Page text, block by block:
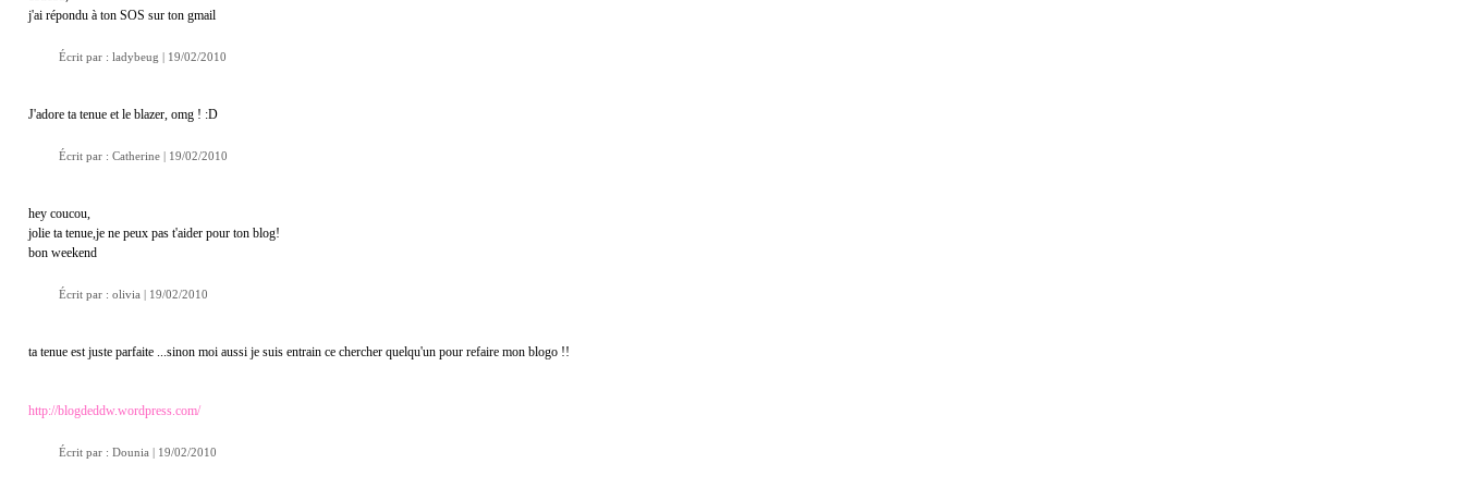
j'ai répondu à ton SOS sur ton gmail
Écrit par : ladybeug | 19/02/2010
J'adore ta tenue et le blazer, omg ! :D
Écrit par : Catherine | 19/02/2010
hey coucou,
jolie ta tenue,je ne peux pas t'aider pour ton blog!
bon weekend
Écrit par : olivia | 19/02/2010
ta tenue est juste parfaite ...sinon moi aussi je suis entrain ce chercher quelqu'un pour refaire mon blogo !!
http://blogdeddw.wordpress.com/
Écrit par : Dounia | 19/02/2010